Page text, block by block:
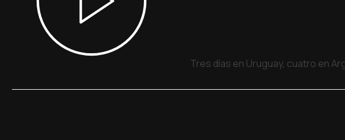
Tres días en Uruguay, cuatro en